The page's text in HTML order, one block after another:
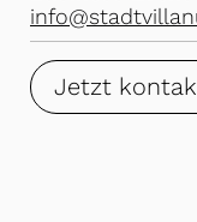
Jetzt